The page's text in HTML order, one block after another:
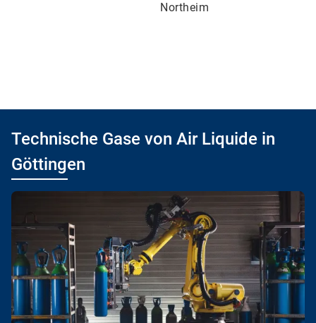
Northeim
Technische Gase von Air Liquide in
Göttingen